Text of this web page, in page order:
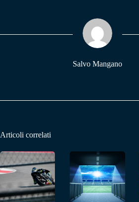
pp m
Salvo Mangano
Articoli correlati